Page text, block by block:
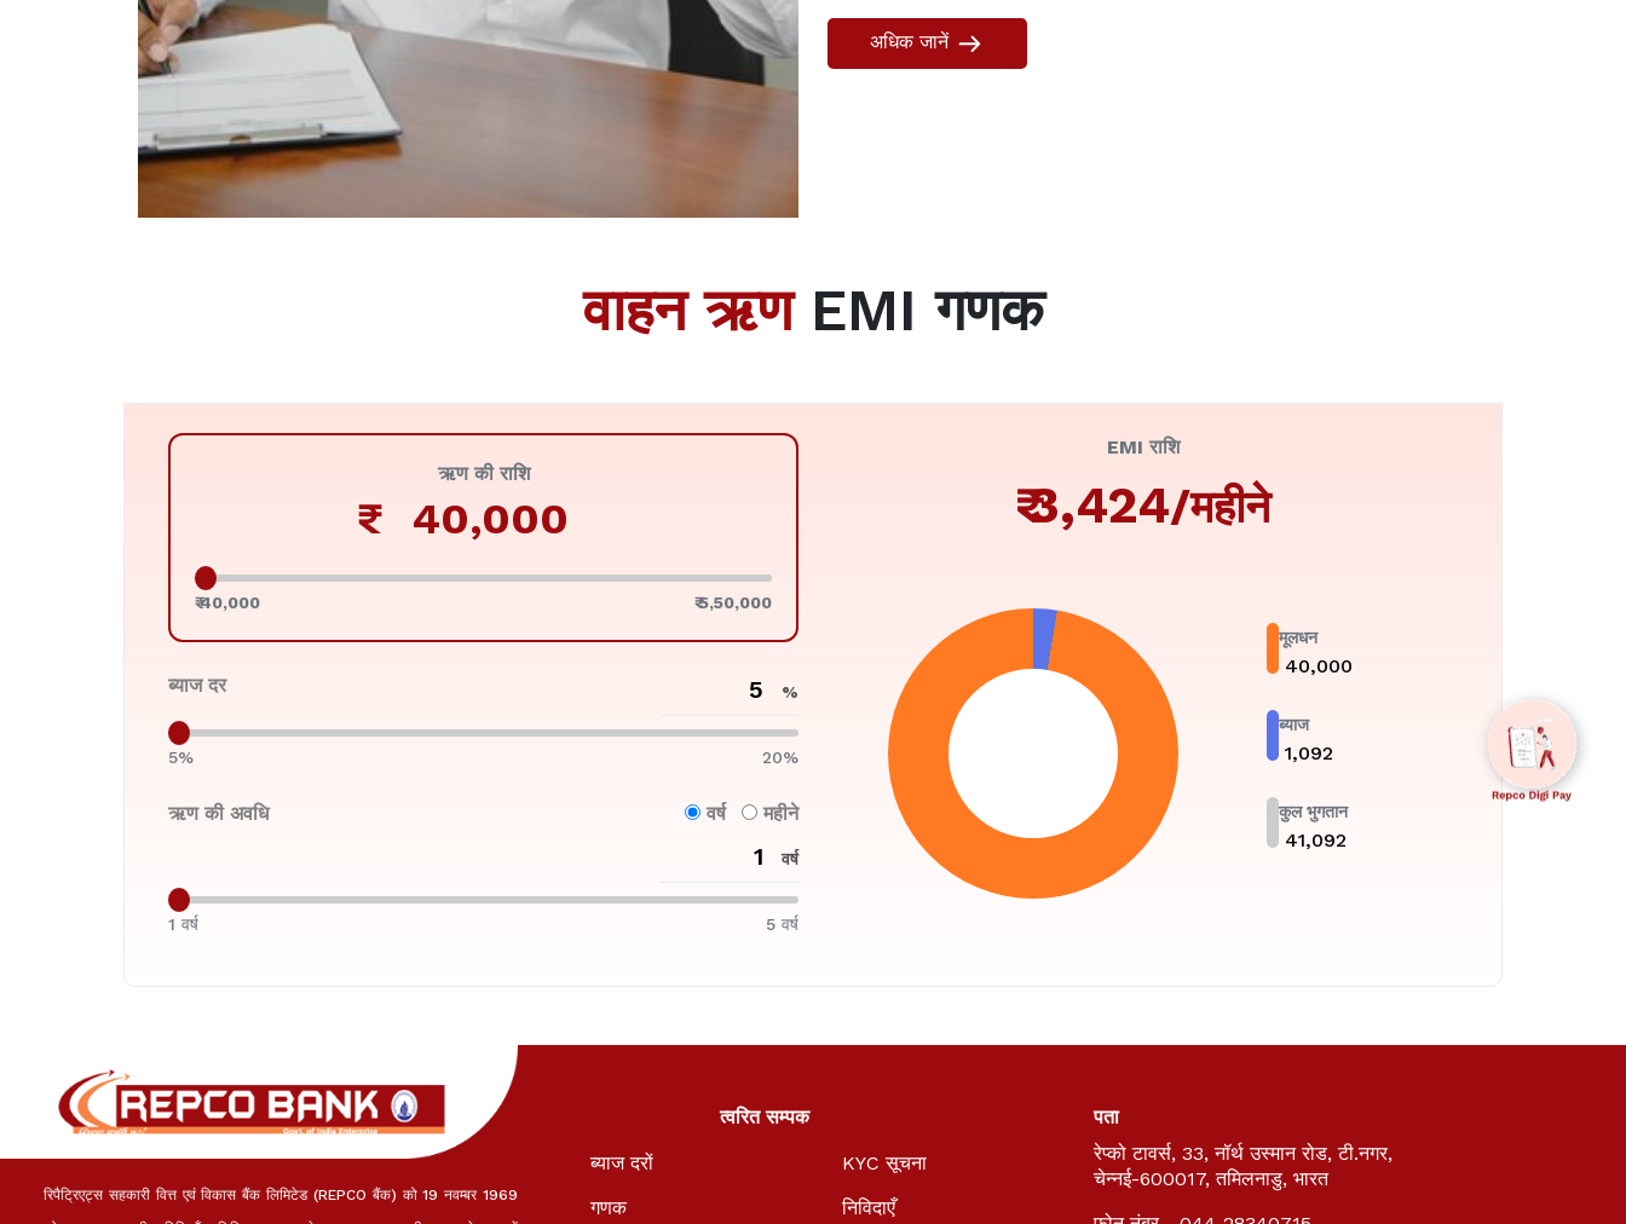
अधिक जानें
वाहन ऋणEMI गणक
ऋण की राशि
₹
₹ 40,000 ₹ 5,50,000
ब्याज दर %
5% 20%
ऋण की अवधि वर्ष महीने
वर्ष
1 वर्ष 5 वर्ष
EMI राशि
₹3,424/महीने
मूलधन
40,000
ब्याज
₹1,092
कुल भुगतान
41,092
रिपैट्रिएट्स सहकारी वित्त एवं विकास बैंक लिमिटेड (REPCO बैंक) को 19 नवम्बर 1969
त्वरित सम्पक
ब्याज दरों
गणक
KYC सूचना
निविदाएँ
पता
रेप्को टावर्स, 33, नॉर्थ उस्मान रोड, टी.नगर,
चेन्नई-600017, तमिलनाडु, भारत